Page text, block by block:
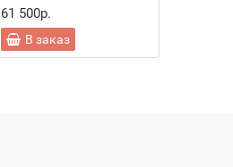
61 500р.
В заказ